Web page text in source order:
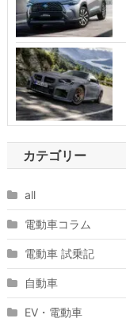
カテゴリー
all
電動車コラム
電動車 試乗記
自動車
EV・電動車